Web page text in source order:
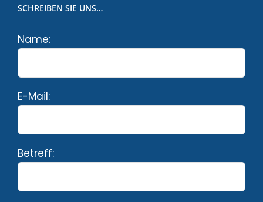
SCHREIBEN SIE UNS…
Name:
E-Mail:
Betreff: